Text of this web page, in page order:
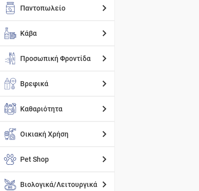
Παντοπωλείο
Κάβα
Προσωπική Φροντίδα
Βρεφικά
Καθαριότητα
Οικιακή Χρήση
Pet Shop
Βιολογικά/Λειτουργικά